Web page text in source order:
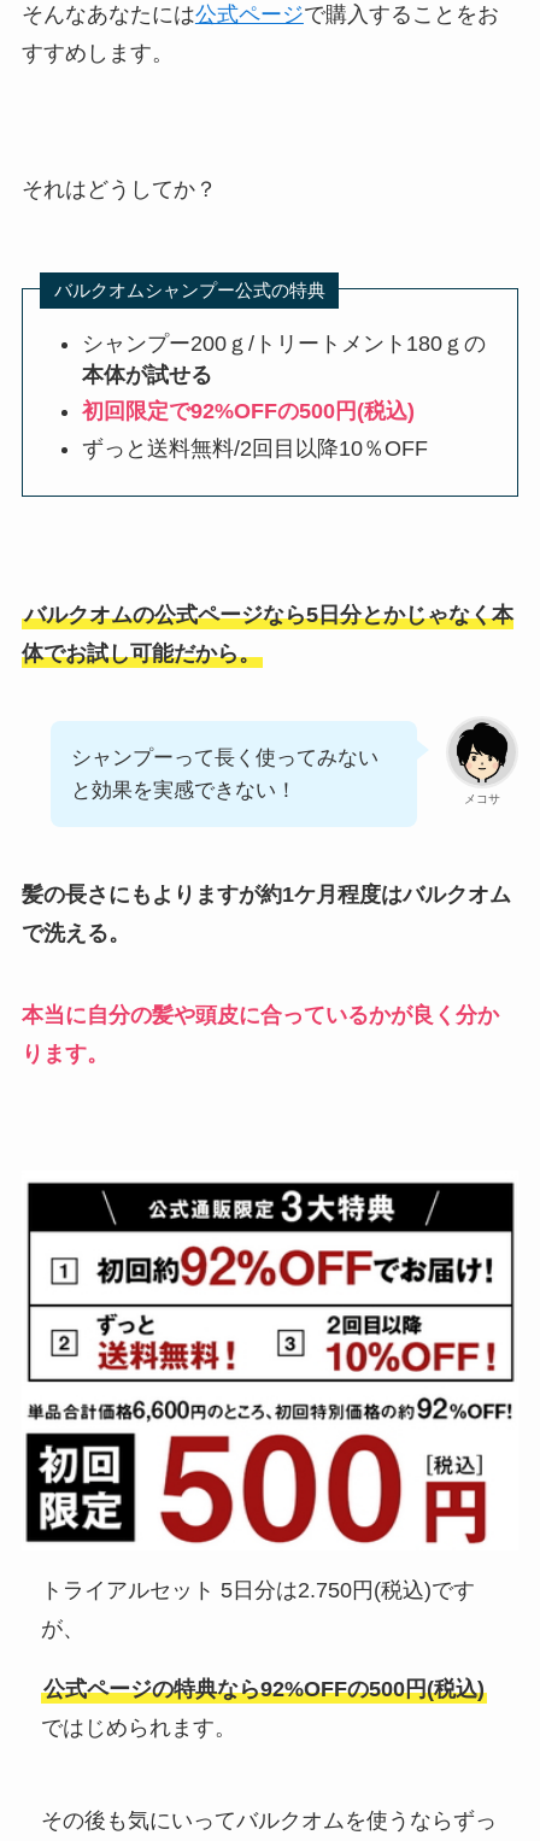
そんなあなたには公式ページで購入することをお
すすめします。
それはどうしてか？
バルクオムシャンプー公式の特典
シャンプー200ｇ/トリートメント180ｇの
本体が試せる
初回限定で92%OFFの500円(税込)
ずっと送料無料/2回目以降10％OFF
バルクオムの公式ページなら5日分とかじゃなく本
体でお試し可能だから。
メコサ
シャンプーって長く使ってみない
と効果を実感できない！
髪の長さにもよりますが約1ケ月程度はバルクオム
で洗える。
本当に自分の髪や頭皮に合っているかが良く分か
ります。
トライアルセット 5日分は2.750円(税込)です
が、
公式ページの特典なら92%OFFの500円(税込)
ではじめられます。
その後も気にいってバルクオムを使うならずっ